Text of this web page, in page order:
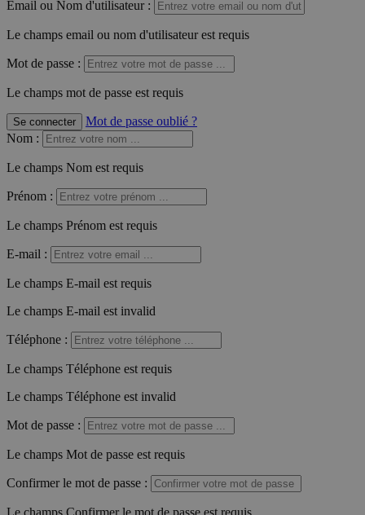
Email ou Nom d'utilisateur :
Le champs email ou nom d'utilisateur est requis
Mot de passe :
Le champs mot de passe est requis
Se connecter
Mot de passe oublié ?
Nom :
Le champs Nom est requis
Prénom :
Le champs Prénom est requis
E-mail :
Le champs E-mail est requis
Le champs E-mail est invalid
Téléphone :
Le champs Téléphone est requis
Le champs Téléphone est invalid
Mot de passe :
Le champs Mot de passe est requis
Confirmer le mot de passe :